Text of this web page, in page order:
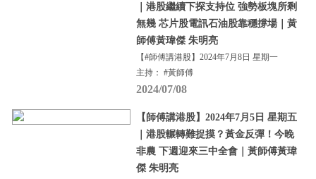
｜港股繼續下探支持位 強勢板塊所剩
無幾 芯片股電訊石油股靠穩撐場｜黃
師傅黃瑋傑 朱明亮
【#師傅講港股】2024年7月8日 星期一
主持： #黃師傅
2024/07/08
【師傅講港股】2024年7月5日 星期五
｜港股輾轉難捉摸？黃金反彈！今晚
非農 下週迎來三中全會｜黃師傅黃瑋
傑 朱明亮